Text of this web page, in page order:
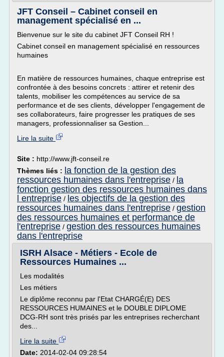
JFT Conseil – Cabinet conseil en
management spécialisé en ...
Bienvenue sur le site du cabinet JFT Conseil RH !
Cabinet conseil en management spécialisé en ressources
humaines
En matière de ressources humaines, chaque entreprise est
confrontée à des besoins concrets : attirer et retenir des
talents, mobiliser les compétences au service de sa
performance et de ses clients, développer l'engagement de
ses collaborateurs, faire progresser les pratiques de ses
managers, professionnaliser sa Gestion...
Lire la suite
Site : http://www.jft-conseil.re
Thèmes liés : la fonction de la gestion des
ressources humaines dans l'entreprise / la
fonction gestion des ressources humaines dans
l entreprise / les objectifs de la gestion des
ressources humaines dans l'entreprise / gestion
des ressources humaines et performance de
l'entreprise / gestion des ressources humaines
dans l'entreprise
ISRH Alsace - Métiers - Ecole de
Ressources Humaines ...
Les modalités
Les métiers
Le diplôme reconnu par l'Etat CHARGÉ(E) DES
RESSOURCES HUMAINES et le DOUBLE DIPLOME
DCG-RH sont très prisés par les entreprises recherchant
des...
Lire la suite
Date: 2014-02-04 09:28:54